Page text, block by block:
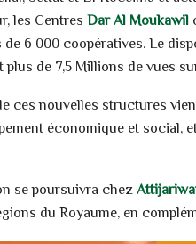
les CentresDar Al Moukawil
6 000 coopératives. Le
plus de 7,5 Millions de vues
ces nouvelles structures
économique et social,
se poursuivra chez
du Royaume, en